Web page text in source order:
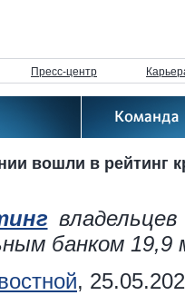
Пресс-центр
вошли в рейтинг
банком 19,9
,